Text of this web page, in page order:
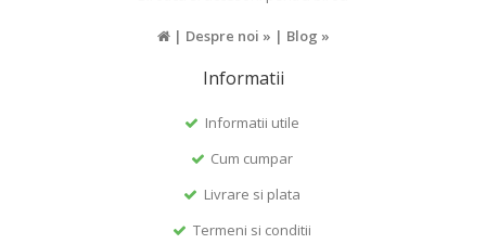
| Despre noi » | Blog »
Informatii
Informatii utile
Cum cumpar
Livrare si plata
Termeni si conditii